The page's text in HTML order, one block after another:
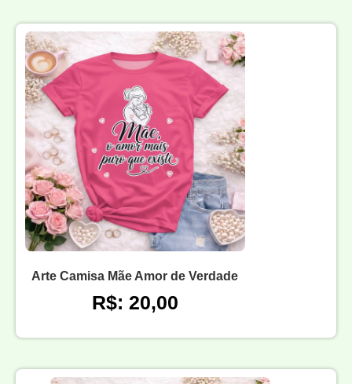
Arte Camisa Mãe Amor de Verdade
R$: 20,00